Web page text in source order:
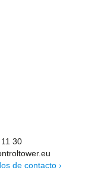
30
de contacto ›